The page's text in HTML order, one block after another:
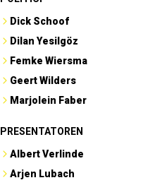
Dick Schoof
Dilan Yesilgöz
Femke Wiersma
Geert Wilders
Marjolein Faber
PRESENTATOREN
Albert Verlinde
Arjen Lubach